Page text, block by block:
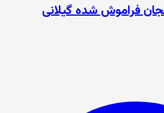
فراموش شده گیلانی